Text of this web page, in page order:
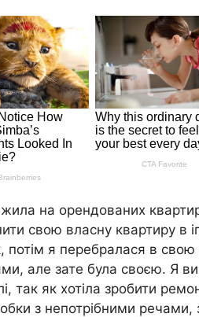
на орендованих
свою власну квартиру в
я перебралася в
але зате була своєю. Я
так як хотіла зробити
з непотрібними речами,